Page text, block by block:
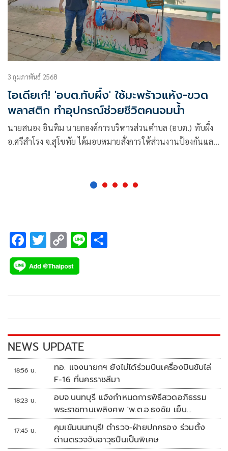
3 กุมภาพันธ์ 2568
ไอเดียเก๋! 'อบต.ทับผึ้ง' ใช้มะพร้าวแห้ง-ขวด
พลาสติก ทำอุปกรณ์ช่วยชีวิตคนจมน้ำ
นายสนอง อินทิม นายกองค์การบริหารส่วนตำบล (อบต.) ทับผึ้ง
อ.ศรีสำโรง จ.สุโขทัย ได้มอบหมายสั่งการให้ส่วนงานป้องกันและ
F
ac
e
k
T
wi
tt
C
o
p
k
Li
NEWS UPDATE
18:56 น.
ทอ. แจงนายกฯ ยังไม่ได้ร่วมบินเครื่องบินขับไล่
F-16 ที่นครราชสีมา
18:23 น.
อบจ.นนทบุรี แจ้งกำหนดการพิธีสวดอภิธรรม
พระราชทานเพลิงศพ 'พ.ต.อ.ธงชัย เย็น
ประเสริฐ'
17:45 น.
คุมเข้มนนทบุรี! ตำรวจ-ฝ่ายปกครอง ร่วมตั้ง
ด่านตรวจจับอาวุธปืนเป็นพิเศษ